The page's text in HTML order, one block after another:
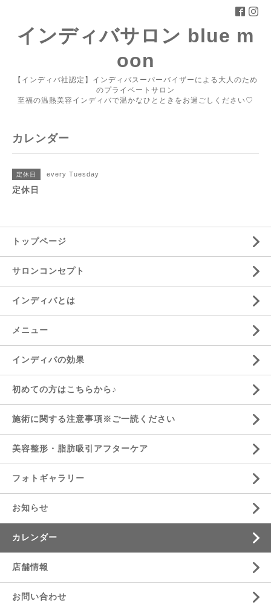
インディバサロン blue m
oon
【インディバ社認定】インディバスーパーバイザーによる大人のため
のプライベートサロン
至福の温熱美容インディバで温かなひとときをお過ごしください♡
カレンダー
定休日 every Tuesday
定休日
トップページ
サロンコンセプト
インディバとは
メニュー
インディバの効果
初めての方はこちらから♪
施術に関する注意事項※ご一読ください
美容整形・脂肪吸引アフターケア
フォトギャラリー
お知らせ
カレンダー
店舗情報
お問い合わせ